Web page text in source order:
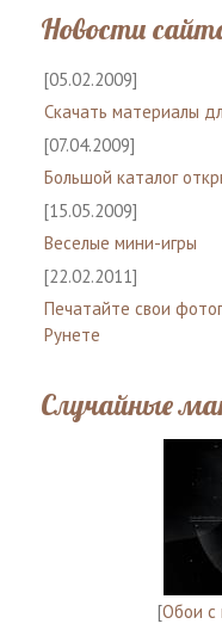
Новости
[05.02.2009]
Скачать материалы
[07.04.2009]
Большой каталог
[15.05.2009]
Веселые мини-игры
[22.02.2011]
Печатайте свои
Рунете
Случайные
[Обои с